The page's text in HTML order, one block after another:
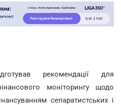
рекомендації для
моніторингу щодо
сепаратистських і